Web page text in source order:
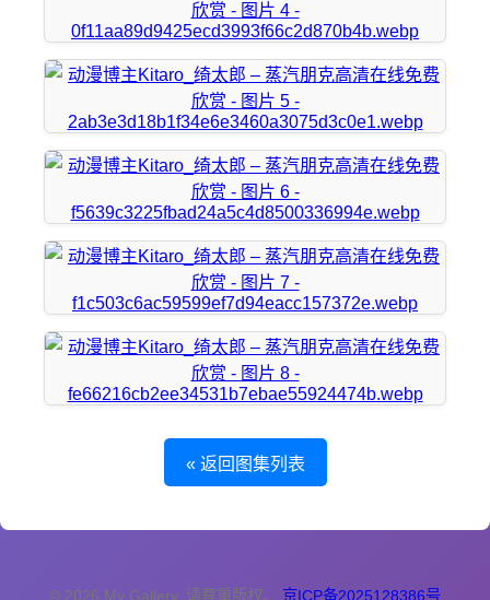
« 返回图集列表
© 2026 My Gallery. 请尊重版权。 京ICP备2025128386号